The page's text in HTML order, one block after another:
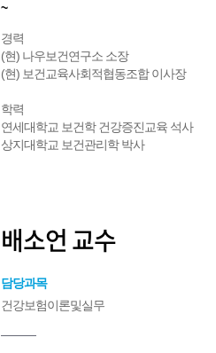
~
경력
(현) 나우보건연구소 소장
(현) 보건교육사회적협동조합 이사장
학력
연세대학교 보건학 건강증진교육 석사
상지대학교 보건관리학 박사
배소언 교수
담당과목
건강보험이론및실무